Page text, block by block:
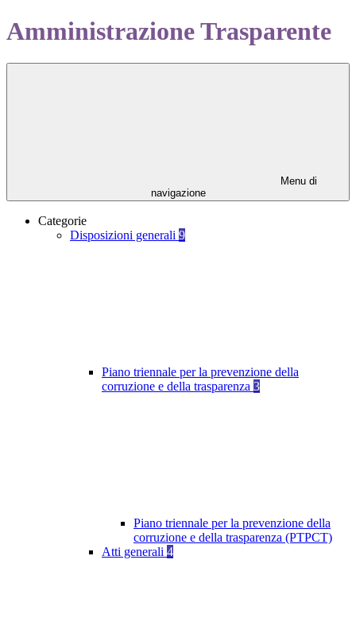
Amministrazione Trasparente
Menu di
navigazione
Categorie
Disposizioni generali 9
Piano triennale per la prevenzione della
corruzione e della trasparenza 3
Piano triennale per la prevenzione della
corruzione e della trasparenza (PTPCT)
Atti generali 4